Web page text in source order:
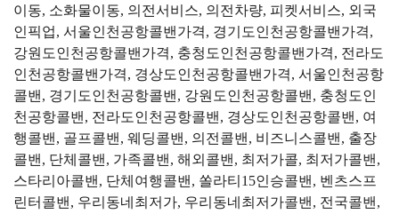
이동, 소화물이동, 의전서비스, 의전차량, 피켓서비스, 외국
인픽업, 서울인천공항콜밴가격, 경기도인천공항콜밴가격,
강원도인천공항콜밴가격, 충청도인천공항콜밴가격, 전라도
인천공항콜밴가격, 경상도인천공항콜밴가격, 서울인천공항
콜밴, 경기도인천공항콜밴, 강원도인천공항콜밴, 충청도인
천공항콜밴, 전라도인천공항콜밴, 경상도인천공항콜밴, 여
행콜밴, 골프콜밴, 웨딩콜밴, 의전콜밴, 비즈니스콜밴, 출장
콜밴, 단체콜밴, 가족콜밴, 해외콜밴, 최저가콜, 최저가콜밴,
스타리아콜밴, 단체여행콜밴, 쏠라티15인승콜밴, 벤츠스프
린터콜밴, 우리동네최저가, 우리동네최저가콜밴, 전국콜밴,